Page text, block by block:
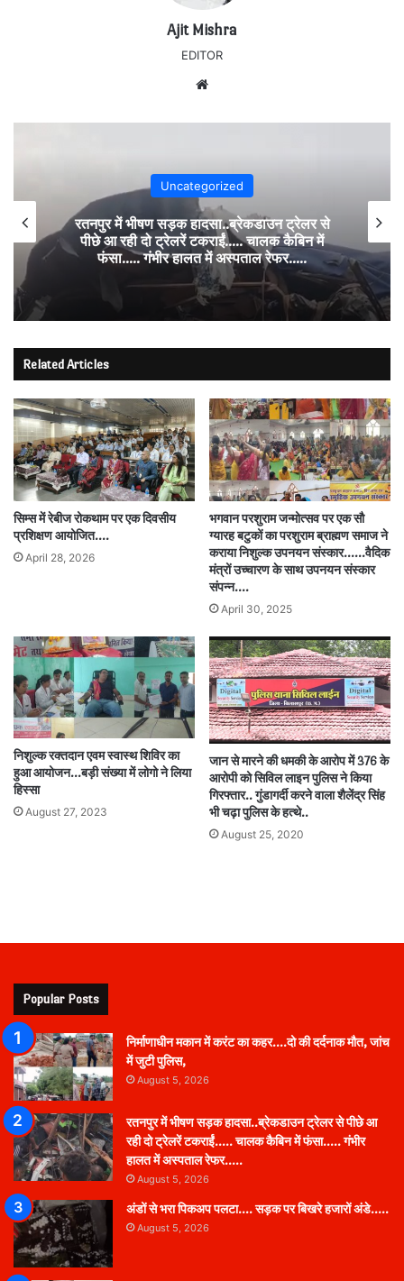
Ajit Mishra
EDITOR
Uncategorized
रतनपुर में भीषण सड़क हादसा..ब्रेकडाउन ट्रेलर से
पीछे आ रही दो ट्रेलरें टकराईं….. चालक कैबिन में
फंसा….. गंभीर हालत में अस्पताल रेफर…..
Related Articles
सिम्स में रेबीज रोकथाम पर एक दिवसीय
प्रशिक्षण आयोजित….
April 28, 2026
भगवान परशुराम जन्मोत्सव पर एक सौ
ग्यारह बटुकों का परशुराम ब्राह्मण समाज ने
कराया निशुल्क उपनयन संस्कार……वैदिक
मंत्रों उच्चारण के साथ उपनयन संस्कार
संपन्न….
April 30, 2025
निशुल्क रक्तदान एवम स्वास्थ शिविर का
हुआ आयोजन…बड़ी संख्या में लोगो ने लिया
हिस्सा
August 27, 2023
जान से मारने की धमकी के आरोप में 376 के
आरोपी को सिविल लाइन पुलिस ने किया
गिरफ्तार.. गुंडागर्दी करने वाला शैलेंद्र सिंह
भी चढ़ा पुलिस के हत्थे..
August 25, 2020
Popular Posts
निर्माणाधीन मकान में करंट का कहर….दो की दर्दनाक मौत, जांच
में जुटी पुलिस,
August 5, 2026
रतनपुर में भीषण सड़क हादसा..ब्रेकडाउन ट्रेलर से पीछे आ
रही दो ट्रेलरें टकराईं….. चालक कैबिन में फंसा….. गंभीर
हालत में अस्पताल रेफर…..
August 5, 2026
अंडों से भरा पिकअप पलटा…. सड़क पर बिखरे हजारों अंडे…..
August 5, 2026